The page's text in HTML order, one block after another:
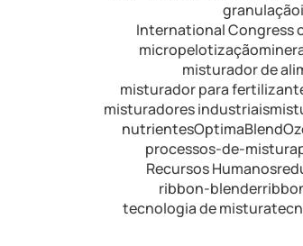
granulação
International Congress
micropelotização
misturador de
misturador para
misturadores industriais
nutrientesOptimaBlend
processos-de-mistura
Recursos Humanos
ribbon-blender
tecnologia de mistura